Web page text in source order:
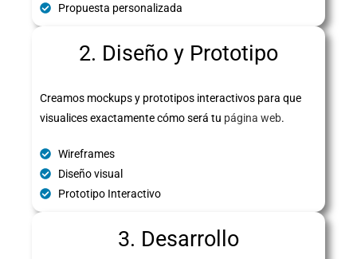
Propuesta personalizada
2. Diseño y Prototipo
Creamos mockups y prototipos interactivos para que
visualices exactamente cómo será tu página web.
Wireframes
Diseño visual
Prototipo Interactivo
3. Desarrollo